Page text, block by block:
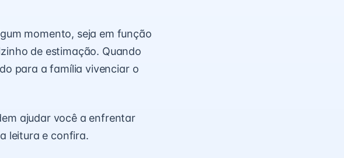
momento, seja em função
de estimação. Quando
para a família vivenciar o
ajudar você a enfrentar
leitura e confira.